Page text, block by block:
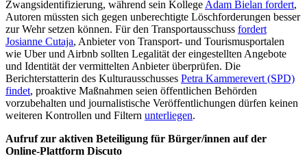
Zwangsidentifizierung, während sein Kollege Adam Bielan fordert,
Autoren müssten sich gegen unberechtigte Löschforderungen besser
zur Wehr setzen können. Für den Transportausschuss fordert
Josianne Cutaja, Anbieter von Transport- und Tourismusportalen
wie Uber und Airbnb sollten Legalität der eingestellten Angebote
und Identität der vermittelten Anbieter überprüfen. Die
Berichterstatterin des Kulturausschusses Petra Kammerevert (SPD)
findet, proaktive Maßnahmen seien öffentlichen Behörden
vorzubehalten und journalistische Veröffentlichungen dürfen keinen
weiteren Kontrollen und Filtern unterliegen.
Aufruf zur aktiven Beteiligung für Bürger/innen auf der
Online-Plattform Discuto